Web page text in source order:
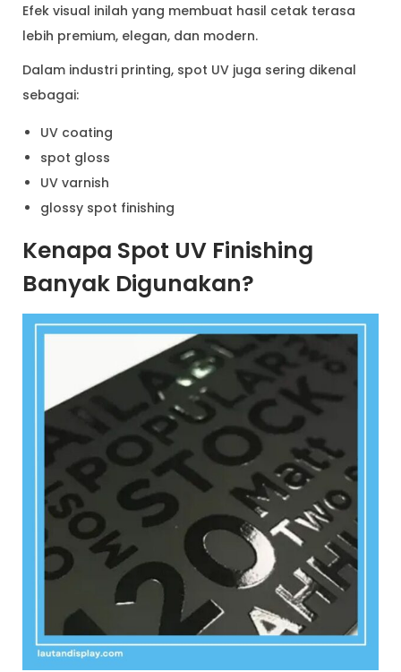
Efek visual inilah yang membuat hasil cetak terasa
lebih premium, elegan, dan modern.
Dalam industri printing, spot UV juga sering dikenal
sebagai:
UV coating
spot gloss
UV varnish
glossy spot finishing
Kenapa Spot UV Finishing
Banyak Digunakan?